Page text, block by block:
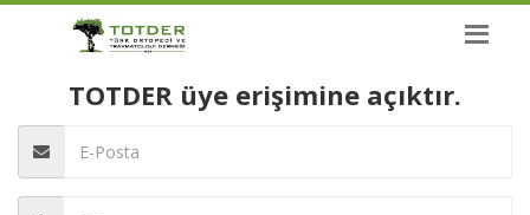
TOTDER üye erişimine açıktır.